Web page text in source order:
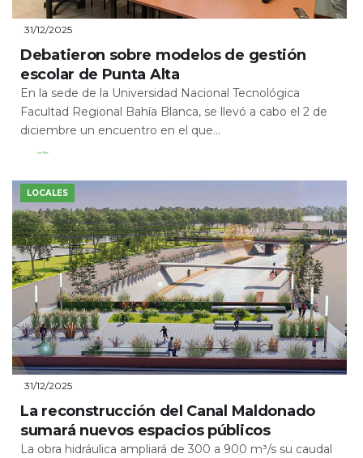
31/12/2025
Debatieron sobre modelos de gestión
escolar de Punta Alta
En la sede de la Universidad Nacional Tecnológica
Facultad Regional Bahía Blanca, se llevó a cabo el 2 de
diciembre un encuentro en el que...
Leer Más
LOCALES
31/12/2025
La reconstrucción del Canal Maldonado
sumará nuevos espacios públicos
La obra hidráulica ampliará de 300 a 900 m³/s su caudal